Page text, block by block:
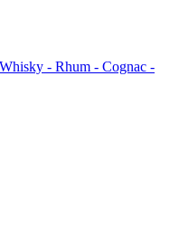
- Rhum - Cognac -